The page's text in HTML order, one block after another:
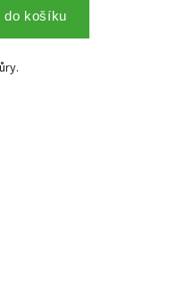
do košíku